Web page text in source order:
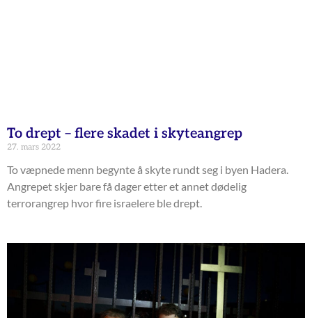
To drept – flere skadet i skyteangrep
27. mars 2022
To væpnede menn begynte å skyte rundt seg i byen Hadera.
Angrepet skjer bare få dager etter et annet dødelig
terrorangrep hvor fire israelere ble drept.